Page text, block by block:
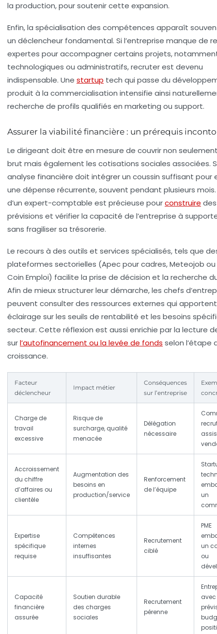
la production, pour soutenir cette expansion.
Enfin, la spécialisation des compétences apparaît
un déclencheur fondamental. Si l’entreprise manque de
expertes pour accompagner certains projets,
technologiques ou administratifs, recruter est devenu
indispensable. Une startup tech qui passe du
produit à la commercialisation intensifie ainsi
recherche de profils qualifiés en marketing ou support.
Assurer la viabilité financière : un prérequis
Le dirigeant doit être en mesure de couvrir non
brut mais également les cotisations sociales associées.
analyse financière doit intégrer un coussin suffisant pour
une dépense récurrente, souvent pendant plusieurs mois.
d’un expert-comptable est précieuse pourconstruire des
prévisions et vérifier la capacité de l’entreprise à
sans fragiliser sa trésorerie.
Le recours à des outils et services spécialisés, tels que
plateformes sectorielles (Apec pour cadres, Meteojob ou
Coin Emploi) facilite la prise de décision et la recherche
Afin de mieux structurer leur démarche, les chefs
peuvent consulter des ressources externes qui
éclairage sur les seuils de rentabilité et les besoins
secteur. Cette réflexion est aussi enrichie par la lecture
surl’autofinancement ou la levée de fonds selon l’étape
croissance.
Facteur
déclencheur
Impact métier
Conséquences
sur l’entreprise
Charge de
travail
excessive
Risque de
surcharge, qualité
menacée
Délégation
nécessaire
Accroissement
du chiffre
d’affaires ou
clientèle
Augmentation des
besoins en
production/service
Renforcement
de l’équipe
un
Expertise
spécifique
requise
Compétences
internes
insuffisantes
Recrutement
ciblé
PME
un
ou
Capacité
financière
assurée
Soutien durable
des charges
sociales
Recrutement
pérenne
avec